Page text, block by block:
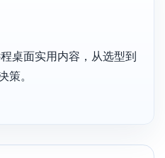
桌面实用内容，从选型到
策。